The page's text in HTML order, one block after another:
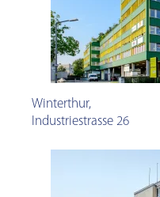
Winterthur,
Industriestrasse 26